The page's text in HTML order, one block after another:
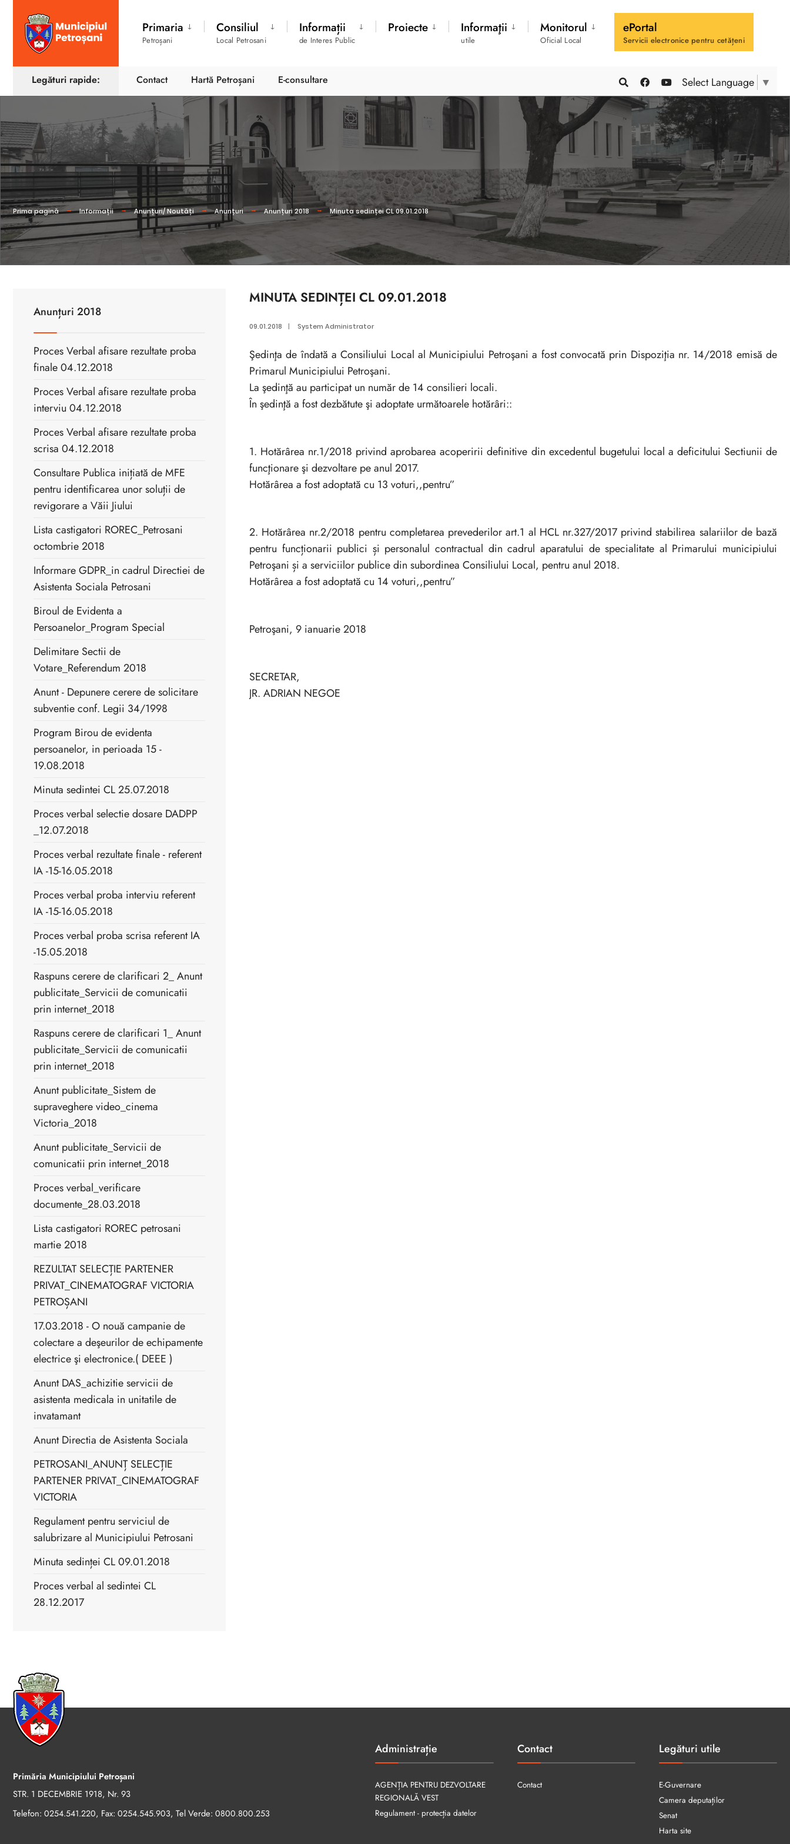
Primaria
Petroșani
Consiliul
Local Petrosani
Informații
de Interes Public
Proiecte Informaţii
utile
Monitorul
Oficial Local
ePortal
Servicii electronice pentru cetățeni
Select Language ▼
Legături rapide: Contact Hartă Petroșani E-consultare
Prima pagină Informații Anunțuri/ Noutăți Anunțuri Anunțuri 2018 Minuta sedinței CL 09.01.2018
MINUTA SEDINȚEI CL 09.01.2018
09.01.2018 | System Administrator
Şedinţa de îndată a Consiliului Local al Municipiului Petroşani a fost convocată prin Dispoziţia nr. 14/2018 emisă de
Primarul Municipiului Petroşani.
La şedinţă au participat un număr de 14 consilieri locali.
În şedinţă a fost dezbătute şi adoptate următoarele hotărâri::
1. Hotărârea nr.1/2018 privind aprobarea acoperirii definitive din excedentul bugetului local a deficitului Sectiunii de
funcţionare şi dezvoltare pe anul 2017.
Hotărârea a fost adoptată cu 13 voturi,,pentru”
2. Hotărârea nr.2/2018 pentru completarea prevederilor art.1 al HCL nr.327/2017 privind stabilirea salariilor de bază
pentru funcționarii publici și personalul contractual din cadrul aparatului de specialitate al Primarului municipiului
Petroşani și a serviciilor publice din subordinea Consiliului Local, pentru anul 2018.
Hotărârea a fost adoptată cu 14 voturi,,pentru”
Petroşani, 9 ianuarie 2018
SECRETAR,
JR. ADRIAN NEGOE
Anunțuri 2018
Proces Verbal afisare rezultate proba
finale 04.12.2018
Proces Verbal afisare rezultate proba
interviu 04.12.2018
Proces Verbal afisare rezultate proba
scrisa 04.12.2018
Consultare Publica inițiată de MFE
pentru identificarea unor soluții de
revigorare a Văii Jiului
Lista castigatori ROREC_Petrosani
octombrie 2018
Informare GDPR_in cadrul Directiei de
Asistenta Sociala Petrosani
Biroul de Evidenta a
Persoanelor_Program Special
Delimitare Sectii de
Votare_Referendum 2018
Anunt - Depunere cerere de solicitare
subventie conf. Legii 34/1998
Program Birou de evidenta
persoanelor, in perioada 15 -
19.08.2018
Minuta sedintei CL 25.07.2018
Proces verbal selectie dosare DADPP
_12.07.2018
Proces verbal rezultate finale - referent
IA -15-16.05.2018
Proces verbal proba interviu referent
IA -15-16.05.2018
Proces verbal proba scrisa referent IA
-15.05.2018
Raspuns cerere de clarificari 2_ Anunt
publicitate_Servicii de comunicatii
prin internet_2018
Raspuns cerere de clarificari 1_ Anunt
publicitate_Servicii de comunicatii
prin internet_2018
Anunt publicitate_Sistem de
supraveghere video_cinema
Victoria_2018
Anunt publicitate_Servicii de
comunicatii prin internet_2018
Proces verbal_verificare
documente_28.03.2018
Lista castigatori ROREC petrosani
martie 2018
REZULTAT SELECȚIE PARTENER
PRIVAT_CINEMATOGRAF VICTORIA
PETROȘANI
17.03.2018 - O nouă campanie de
colectare a deşeurilor de echipamente
electrice şi electronice.( DEEE )
Anunt DAS_achizitie servicii de
asistenta medicala in unitatile de
invatamant
Anunt Directia de Asistenta Sociala
PETROSANI_ANUNȚ SELECȚIE
PARTENER PRIVAT_CINEMATOGRAF
VICTORIA
Regulament pentru serviciul de
salubrizare al Municipiului Petrosani
Minuta sedinței CL 09.01.2018
Proces verbal al sedintei CL
28.12.2017
Primăria Municipiului Petroșani
STR. 1 DECEMBRIE 1918, Nr. 93
Telefon: 0254.541.220, Fax: 0254.545.903, Tel Verde: 0800.800.253
Administrație
AGENȚIA PENTRU DEZVOLTARE
REGIONALĂ VEST
Regulament - protecția datelor
Contact
Contact
Legături utile
E-Guvernare
Camera deputaților
Senat
Harta site